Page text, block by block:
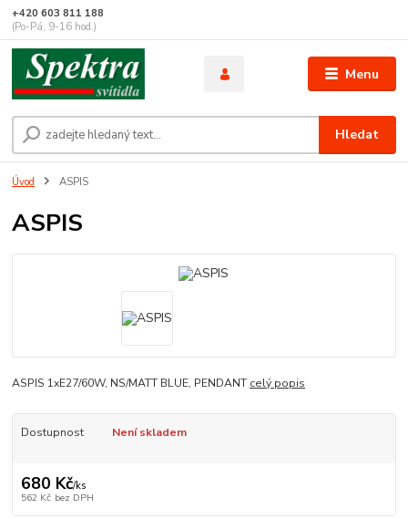
Menu
Hledat
+420 603 811 188
(Po-Pá, 9-16 hod.)
Úvod ASPIS
ASPIS
ASPIS 1xE27/60W, NS/MATT BLUE, PENDANT celý popis
Dostupnost Není skladem
680 Kč/ks
562 Kč bez DPH